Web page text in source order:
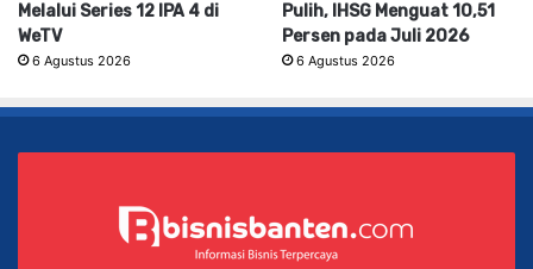
Melalui Series 12 IPA 4 di
WeTV
6 Agustus 2026
Pulih, IHSG Menguat 10,51
Persen pada Juli 2026
6 Agustus 2026